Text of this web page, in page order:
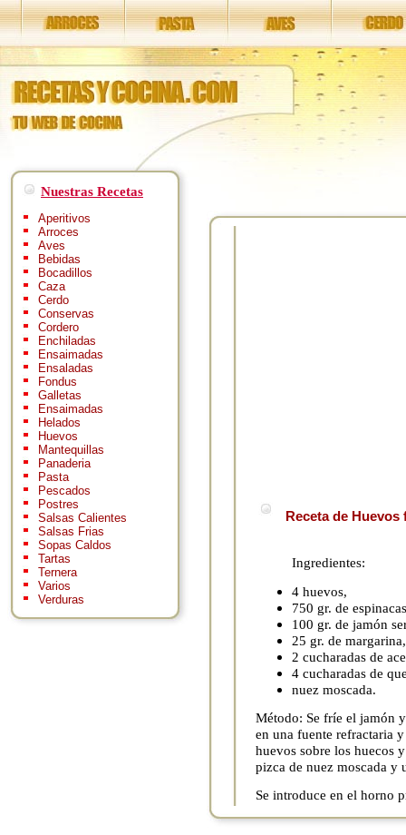
Nuestras Recetas
Aperitivos
Arroces
Aves
Bebidas
Bocadillos
Caza
Cerdo
Conservas
Cordero
Enchiladas
Ensaimadas
Ensaladas
Fondus
Galletas
Ensaimadas
Helados
Huevos
Mantequillas
Panaderia
Pasta
Pescados
Postres
Salsas Calientes
Salsas Frias
Sopas Caldos
Tartas
Ternera
Varios
Verduras
Receta de
Ingredientes:
4 huevos,
750 gr. de
100 gr. de jamón
25 gr. de margarina,
2 cucharadas de
4 cucharadas de
nuez moscada.
Método: Se fríe el jamón
en una fuente refractaria
huevos sobre los huecos
pizca de nuez moscada y
Se introduce en el horno